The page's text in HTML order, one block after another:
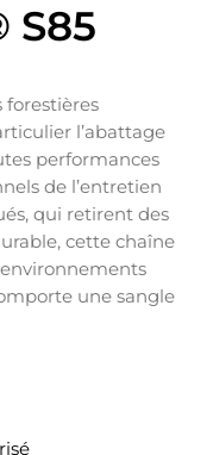
S85
forestières
l’abattage
performances
de l’entretien
qui retirent des
cette chaîne
une sangle